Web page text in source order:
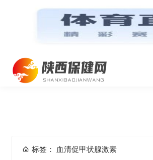
标签： 血清促甲状腺激素